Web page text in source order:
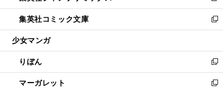
開
く
ウ
で
開
ン
ド
ウ
開
く
ウ
ィ
ン
ウ
で
開
く
し
い
ウ
ン
ド
ウ
で
集英社コミック文庫
新
し
ウ
ィ
ン
ド
少女マンガ
りぼん
新
し
い
マーガレット
新